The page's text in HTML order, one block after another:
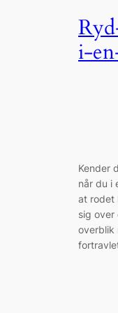
i-
Kender
når du i
at rodet
sig over
overblik